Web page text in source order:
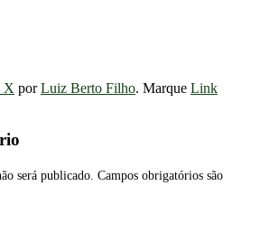
X porLuiz Berto Filho. Marque Link
será publicado. Campos obrigatórios são